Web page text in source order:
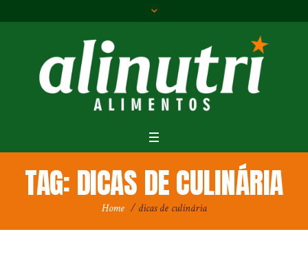
TAG:DICAS DE CULINÁRIA
Home /dicas de culinária